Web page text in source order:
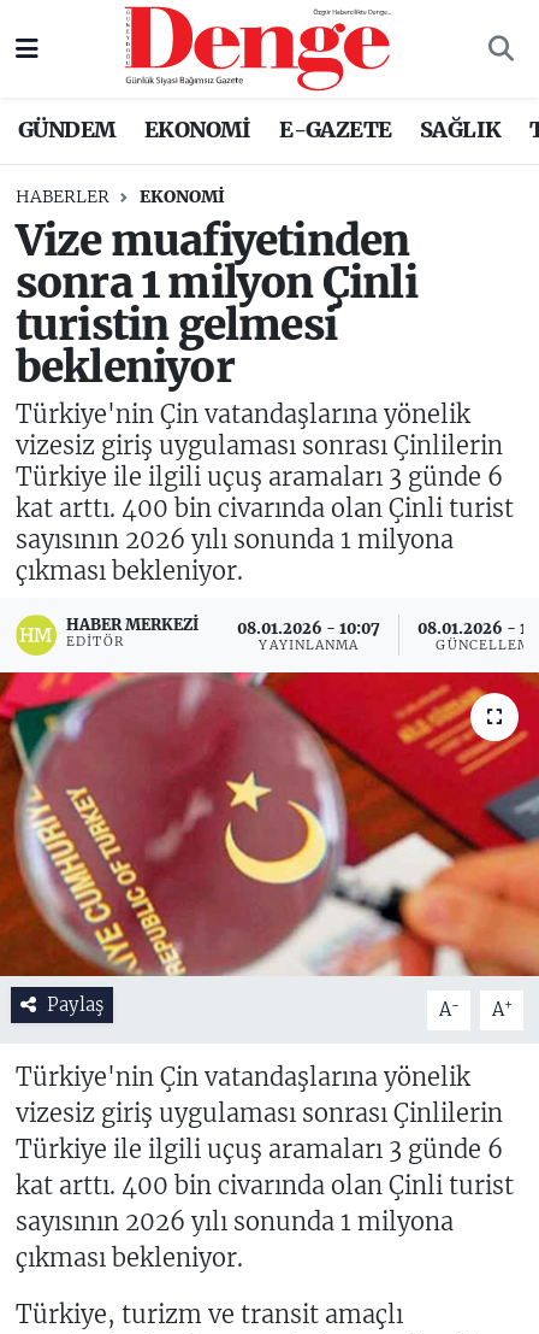
GÜNDEM EKONOMİ E-GAZETE SAĞLIK
HABERLER EKONOMİ
Vize muafiyetinden
sonra 1 milyon Çinli
turistin gelmesi
bekleniyor
Türkiye'nin Çin vatandaşlarına yönelik
vizesiz giriş uygulaması sonrası Çinlilerin
Türkiye ile ilgili uçuş aramaları 3 günde 6
kat arttı. 400 bin civarında olan Çinli turist
sayısının 2026 yılı sonunda 1 milyona
çıkması bekleniyor.
HABER MERKEZI
EDITÖR
08.01.2026 - 10:07
YAYINLANMA
08.01.2026 -
Paylaş A- A+
Türkiye'nin Çin vatandaşlarına yönelik
vizesiz giriş uygulaması sonrası Çinlilerin
Türkiye ile ilgili uçuş aramaları 3 günde 6
kat arttı. 400 bin civarında olan Çinli turist
sayısının 2026 yılı sonunda 1 milyona
çıkması bekleniyor.
Türkiye, turizm ve transit amaçlı
Nöbetçi Eczaneler
Trafik Durumu
Süper Lig Puan Durumu ve Fikstür
Tüm Manşetler
Son Dakika Haberleri
Haber Arşivi